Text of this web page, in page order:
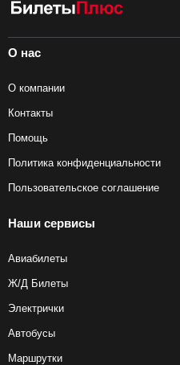
О нас
О компании
Контакты
Помощь
Политика конфиденциальности
Пользовательское соглашение
Наши сервисы
Авиабилеты
Ж/Д Билеты
Электрички
Автобусы
Маршрутки